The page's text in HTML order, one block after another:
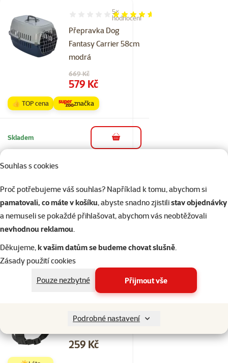
Souhlas s cookies
Proč potřebujeme váš souhlas? Například k tomu, abychom si
pamatovali, co máte v košíku, abyste snadno zjistilistav objednávky
a nemuseli se pokaždé přihlašovat, abychom vás neobtěžovali
nevhodnou reklamou.
Děkujeme,k vašim datům se budeme chovat slušně.
Zásady použití cookies
Pouze nezbytné
Přijmout vše
Podrobné nastavení
Přepravka Dog
Fantasy Carrier 58cm
modrá
Hodnocení 92%, počet hodnocení: 5
5×
hodnocení
Původní cena
669 Kč
Cena
579 Kč
👍 TOP cena značka
Skladem do košíku
Spojka k autopásu
Trixie 30-45cm
Cena
124 Kč
Skladem
Postroj do auta Trixie
18×
Cena
259 Kč